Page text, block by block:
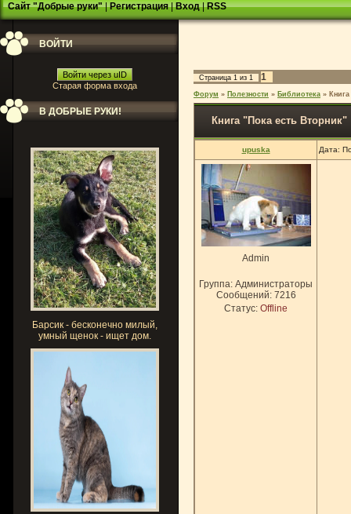
Сайт "Добрые руки"|Регистрация|Вход|RSS
ВОЙТИ
Войти через uID
Старая форма входа
В ДОБРЫЕ РУКИ!
Барсик - бесконечно милый,
умный щенок - ищет дом.
Страница 1 из 1 1
Форум » Полезности » Библиотека »
Книга "Пока есть Вторник"
upuska Дата:
Admin
Группа: Администраторы
Сообщений: 7216
Статус: Offline